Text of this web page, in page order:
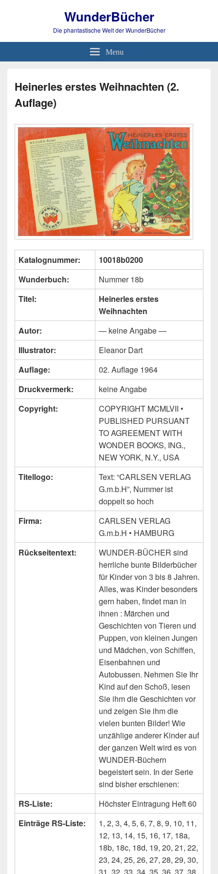
WunderBücher
Die phantastische Welt der WunderBücher
Menu
Heinerles erstes Weihnachten (2.
Auflage)
Katalognummer:
10018b0200
Wunderbuch:
Nummer 18b
Titel:
Heinerles erstes
Weihnachten
Autor:
— keine Angabe —
Illustrator:
Eleanor Dart
Auflage:
02. Auflage 1964
Druckvermerk:
keine Angabe
Copyright:
COPYRIGHT MCMLVII •
PUBLISHED PURSUANT
TO AGREEMENT WITH
WONDER BOOKS, ING.,
NEW YORK, N.Y., USA
Titellogo:
Text: “CARLSEN VERLAG
G.m.b.H”, Nummer ist
doppelt so hoch
Firma:
CARLSEN VERLAG
G.m.b.H • HAMBURG
Rückseitentext:
WUNDER-BÜCHER sind
herrliche bunte Bilderbücher
für Kinder von 3 bis 8 Jahren.
Alles, was Kinder besonders
gern haben, findet man in
ihnen : Märchen und
Geschichten von Tieren und
Puppen, von kleinen Jungen
und Mädchen, von Schiffen,
Eisenbahnen und
Autobussen. Nehmen Sie Ihr
Kind auf den Schoß, lesen
Sie ihm die Geschichten vor
und zeigen Sie ihm die
vielen bunten Bilder! Wie
unzählige anderer Kinder auf
der ganzen Welt wird es von
WUNDER-Büchern
begeistert sein. In der Serie
sind bisher erschienen:
RS-Liste:
Höchster Eintragung Heft 60
Einträge RS-Liste:
1, 2, 3, 4, 5, 6, 7, 8, 9, 10, 11,
12, 13, 14, 15, 16, 17, 18a,
18b, 18c, 18d, 19, 20, 21, 22,
23, 24, 25, 26, 27, 28, 29, 30,
31, 32, 33, 34, 35, 36, 37, 38,